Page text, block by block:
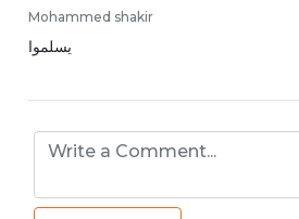
Mohammed shakir
يسلموا